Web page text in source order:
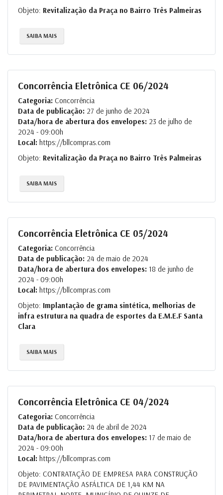
Objeto: Revitalização da Praça no Bairro Três Palmeiras
SAIBA MAIS
Concorrência Eletrônica CE 06/2024
Categoria: Concorrência
Data de publicação: 27 de junho de 2024
Data/hora de abertura dos envelopes: 23 de julho de
2024 - 09:00h
Local: https://bllcompras.com
Objeto: Revitalização da Praça no Bairro Três Palmeiras
SAIBA MAIS
Concorrência Eletrônica CE 05/2024
Categoria: Concorrência
Data de publicação: 24 de maio de 2024
Data/hora de abertura dos envelopes: 18 de junho de
2024 - 09:00h
Local: https://bllcompras.com
Objeto: Implantação de grama sintética, melhorias de
infra estrutura na quadra de esportes da E.M.E.F Santa
Clara
SAIBA MAIS
Concorrência Eletrônica CE 04/2024
Categoria: Concorrência
Data de publicação: 24 de abril de 2024
Data/hora de abertura dos envelopes: 17 de maio de
2024 - 09:00h
Local: https://bllcompras.com
Objeto: CONTRATAÇÃO DE EMPRESA PARA CONSTRUÇÃO
DE PAVIMENTAÇÃO ASFÁLTICA DE 1,44 KM NA